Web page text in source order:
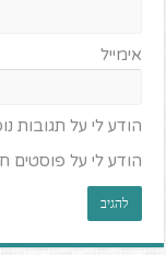
אימייל
הודע לי על תגובות
הודע לי על פוסטים